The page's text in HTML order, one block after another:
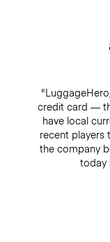
credit card —
have local
recent players
the company
today